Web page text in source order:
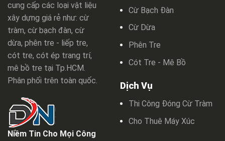
cung cấp các loại vật liệu
xây dựng giá rẻ như: cừ
tràm, cừ bạch đàn, cừ
dừa, phên tre - liếp tre,
cót tre, cót ép trang trí,
mê bồ tre tại Tp.HCM.
Phân phối trên toàn quốc.
Niềm Tin Cho Mọi Công
Cừ Bạch Đàn
Cừ Dừa
Phên Tre
Cót Tre - Mê Bồ
Dịch Vụ
Thi Công Đóng Cừ Tràm
Cho Thuê Máy Xúc